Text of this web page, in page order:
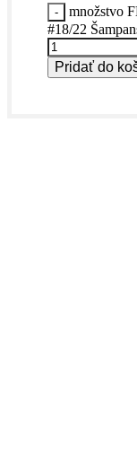
množstvo
#18/22
Pridať do